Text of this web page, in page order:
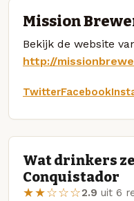
Mission
Bekijk de website
http://
TwitterFacebook
Wat drinkers
Conquistador
★★☆☆☆2.9 uit 6